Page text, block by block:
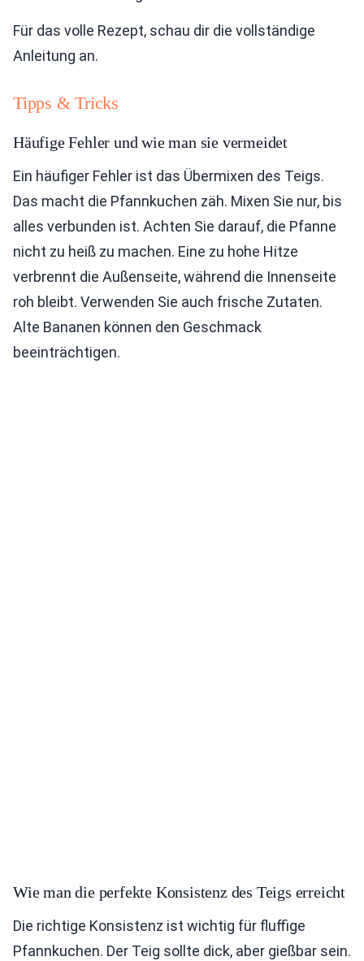
Für das volle Rezept, schau dir die vollständige
Anleitung an.
Tipps & Tricks
Häufige Fehler und wie man sie vermeidet
Ein häufiger Fehler ist das Übermixen des Teigs.
Das macht die Pfannkuchen zäh. Mixen Sie nur, bis
alles verbunden ist. Achten Sie darauf, die Pfanne
nicht zu heiß zu machen. Eine zu hohe Hitze
verbrennt die Außenseite, während die Innenseite
roh bleibt. Verwenden Sie auch frische Zutaten.
Alte Bananen können den Geschmack
beeinträchtigen.
Wie man die perfekte Konsistenz des Teigs erreicht
Die richtige Konsistenz ist wichtig für fluffige
Pfannkuchen. Der Teig sollte dick, aber gießbar sein.